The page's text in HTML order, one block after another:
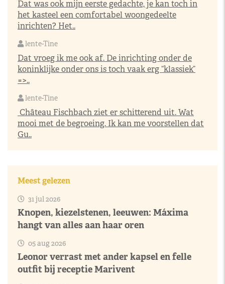
Dat was ook mijn eerste gedachte, je kan toch in
het kasteel een comfortabel woongedeelte
inrichten? Het..
lente-Tine
Dat vroeg ik me ook af. De inrichting onder de
koninklijke onder ons is toch vaak erg “klassiek”
=>..
lente-Tine
Château Fischbach ziet er schitterend uit. Wat
mooi met de begroeing. Ik kan me voorstellen dat
Gu..
Meest gelezen
31 jul 2026
Knopen, kiezelstenen, leeuwen: Máxima
hangt van alles aan haar oren
05 aug 2026
Leonor verrast met ander kapsel en felle
outfit bij receptie Marivent